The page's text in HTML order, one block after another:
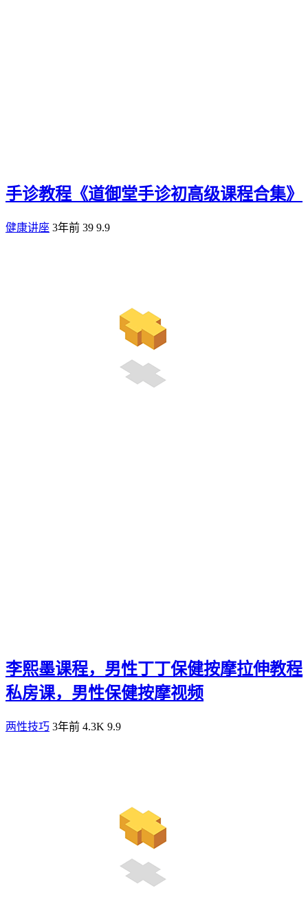
手诊教程《道御堂手诊初高级课程合集》
健康讲座 3年前 39 9.9
李熙墨课程，男性丁丁保健按摩拉伸教程
私房课，男性保健按摩视频
两性技巧 3年前 4.3K 9.9